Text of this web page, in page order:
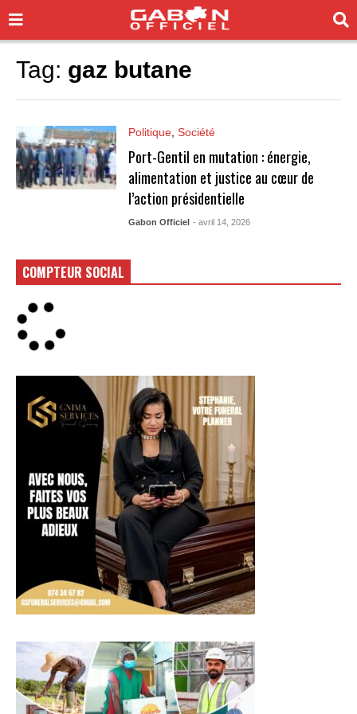
Tag: gaz butane
Politique, Société
Port-Gentil en mutation : énergie,
alimentation et justice au cœur de
l’action présidentielle
Gabon Officiel - avril 14, 2026
COMPTEUR SOCIAL